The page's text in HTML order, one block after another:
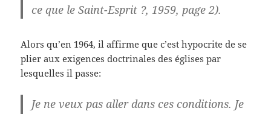
ce que le Saint-Esprit ?, 1959, page 2).
Alors qu’en 1964, il affirme que c’est hypocrite de se
plier aux exigences doctrinales des églises par
lesquelles il passe:
Je ne veux pas aller dans ces conditions. Je